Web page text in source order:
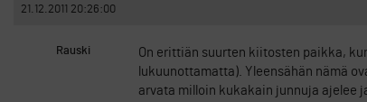
21.12.2011 20:26:00
Rauski
On erittiän suurten kiitosten paikka,
lukuunottamatta). Yleensähän nämä
arvata milloin kukakain junnuja ajelee